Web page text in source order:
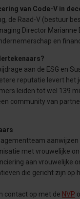
van Code-V in
de Raad-V (bestuur
Director
en
aan de ESG en
reputatie levert het
leiden tot wel 139
community van
aanwijzen
met vrouwelijke
aan vrouwelijke
die gericht zijn op
contact op met de NVP